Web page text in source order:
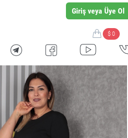
Giriş veya Üye Ol
$ 0